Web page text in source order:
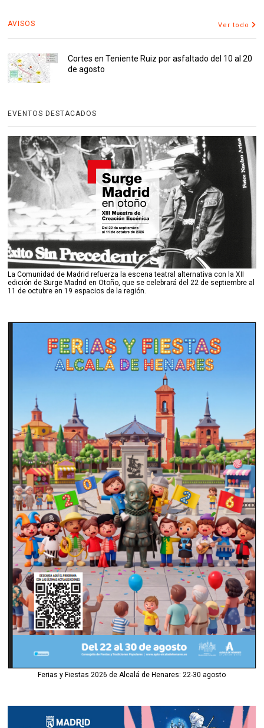
AVISOS Ver todo
Cortes en Teniente Ruiz por asfaltado del 10 al 20
de agosto
EVENTOS DESTACADOS
La Comunidad de Madrid refuerza la escena teatral alternativa con la XII
edición de Surge Madrid en Otoño, que se celebrará del 22 de septiembre al
11 de octubre en 19 espacios de la región.
Ferias y Fiestas 2026 de Alcalá de Henares: 22-30 agosto